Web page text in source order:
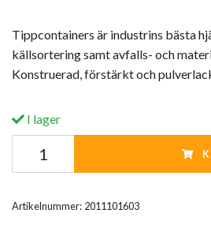
Tippcontainers är industrins bästa
källsortering samt avfalls- och
Konstruerad, förstärkt och
I lager
Artikelnummer: 2011101603